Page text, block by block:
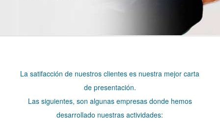
La satifacción de nuestros clientes es nuestra mejor carta
de presentación.
Las siguientes, son algunas empresas donde hemos
desarrollado nuestras actividades: